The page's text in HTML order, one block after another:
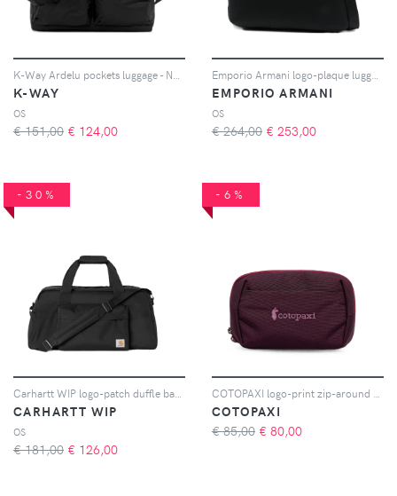
K-WAY
OS
€ 151,00 € 124,00
EMPORIO ARMANI
OS
€ 264,00 € 253,00
-30%
CARHARTT WIP
OS
€ 181,00 € 126,00
-6%
COTOPAXI
€ 85,00 € 80,00